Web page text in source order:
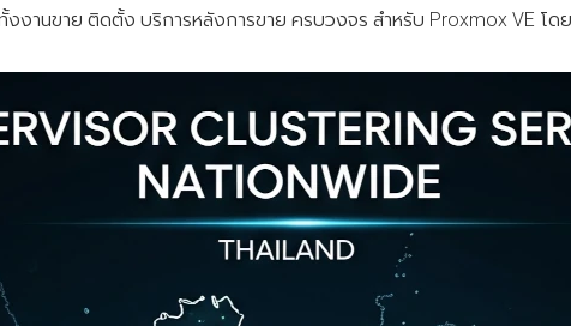
งงานขาย ติดตั้ง บริการหลังการขาย ครบวงจร สำหรับ Proxmox VE